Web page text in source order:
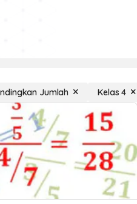
Jumlah Kelas 4